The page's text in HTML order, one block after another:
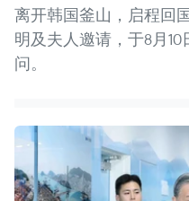
离开韩国釜山，启程回
明及夫人邀请，于8月
问。